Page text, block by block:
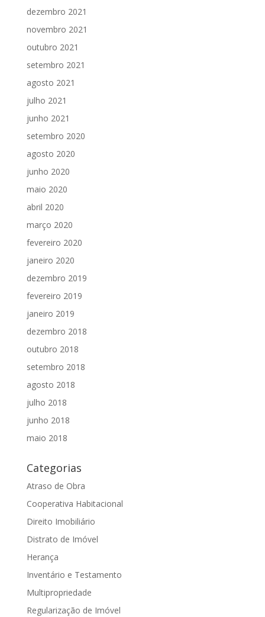
dezembro 2021
novembro 2021
outubro 2021
setembro 2021
agosto 2021
julho 2021
junho 2021
setembro 2020
agosto 2020
junho 2020
maio 2020
abril 2020
março 2020
fevereiro 2020
janeiro 2020
dezembro 2019
fevereiro 2019
janeiro 2019
dezembro 2018
outubro 2018
setembro 2018
agosto 2018
julho 2018
junho 2018
maio 2018
Categorias
Atraso de Obra
Cooperativa Habitacional
Direito Imobiliário
Distrato de Imóvel
Herança
Inventário e Testamento
Multipropriedade
Regularização de Imóvel